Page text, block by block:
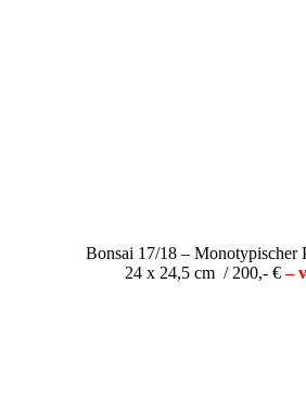
Bonsai 17/18 – Monotypischer
24 x 24,5 cm / 200,- €–